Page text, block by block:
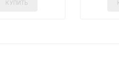
КУПИТЬ